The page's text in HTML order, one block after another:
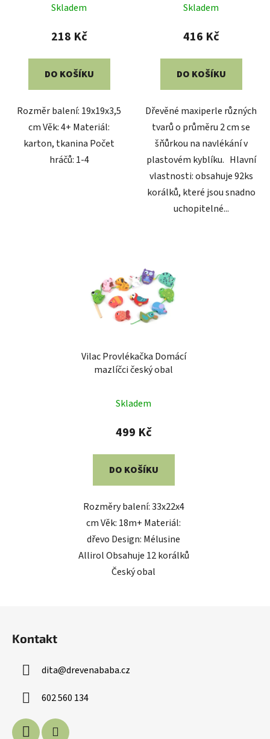
Skladem
218 Kč
DO KOŠÍKU
Rozměr balení: 19x19x3,5
cm Věk: 4+ Materiál:
karton, tkanina Počet
hráčů: 1-4
Skladem
416 Kč
DO KOŠÍKU
Dřevěné maxiperle různých
tvarů o průměru 2 cm se
šňůrkou na navlékání v
plastovém kyblíku. Hlavní
vlastnosti: obsahuje 92ks
korálků, které jsou snadno
uchopitelné...
Vilac Provlékačka Domácí
mazlíčci český obal
Skladem
499 Kč
DO KOŠÍKU
Rozměry balení: 33x22x4
cm Věk: 18m+ Materiál:
dřevo Design: Mélusine
Allirol Obsahuje 12 korálků
Český obal
Kontakt
dita@drevenababa.cz
602 560 134